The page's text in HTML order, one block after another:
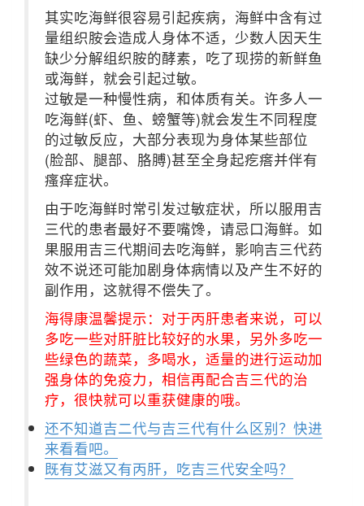
其实吃海鲜很容易引起疾病，海鲜中含有过
量组织胺会造成人身体不适，少数人因天生
缺少分解组织胺的酵素，吃了现捞的新鲜鱼
或海鲜，就会引起过敏。
过敏是一种慢性病，和体质有关。许多人一
吃海鲜(虾、鱼、螃蟹等)就会发生不同程度
的过敏反应，大部分表现为身体某些部位
(脸部、腿部、胳膊)甚至全身起疙瘩并伴有
瘙痒症状。
由于吃海鲜时常引发过敏症状，所以服用吉
三代的患者最好不要嘴馋，请忌口海鲜。如
果服用吉三代期间去吃海鲜，影响吉三代药
效不说还可能加剧身体病情以及产生不好的
副作用，这就得不偿失了。
海得康温馨提示：对于丙肝患者来说，可以
多吃一些对肝脏比较好的水果，另外多吃一
些绿色的蔬菜，多喝水，适量的进行运动加
强身体的免疫力，相信再配合吉三代的治
疗，很快就可以重获健康的哦。
还不知道吉二代与吉三代有什么区别？快进
来看看吧。
既有艾滋又有丙肝，吃吉三代安全吗？